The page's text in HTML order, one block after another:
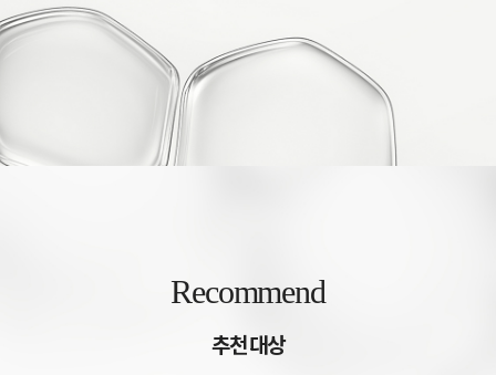
Recommend
추천 대상